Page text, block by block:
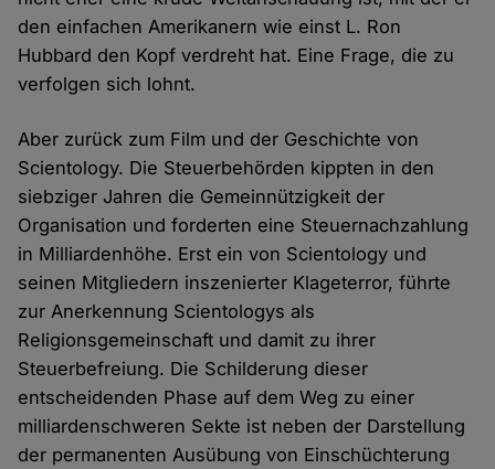
den einfachen Amerikanern wie einst L. Ron
Hubbard den Kopf verdreht hat. Eine Frage, die zu
verfolgen sich lohnt.
Aber zurück zum Film und der Geschichte von
Scientology. Die Steuerbehörden kippten in den
siebziger Jahren die Gemeinnützigkeit der
Organisation und forderten eine Steuernachzahlung
in Milliardenhöhe. Erst ein von Scientology und
seinen Mitgliedern inszenierter Klageterror, führte
zur Anerkennung Scientologys als
Religionsgemeinschaft und damit zu ihrer
Steuerbefreiung. Die Schilderung dieser
entscheidenden Phase auf dem Weg zu einer
milliardenschweren Sekte ist neben der Darstellung
der permanenten Ausübung von Einschüchterung